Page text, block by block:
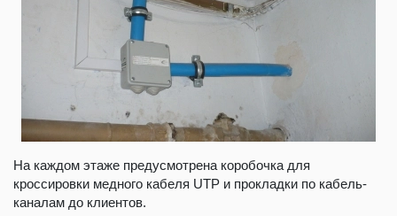
На каждом этаже предусмотрена коробочка для
кроссировки медного кабеля UTP и прокладки по кабель-
каналам до клиентов.